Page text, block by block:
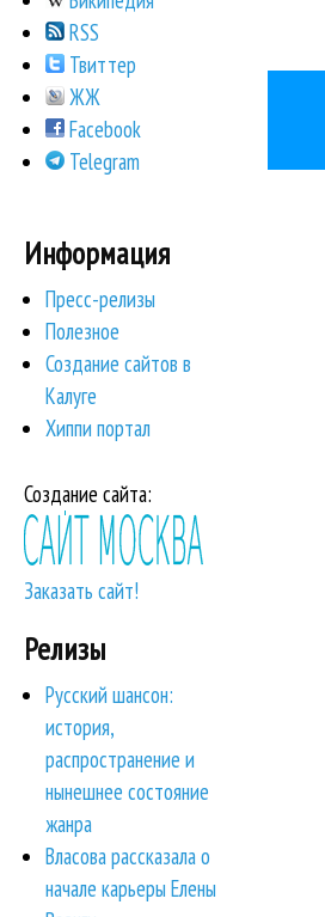
RSS
Твиттер
ЖЖ
Facebook
Telegram
Информация
Пресс-релизы
Полезное
Создание сайтов в
Калуге
Хиппи портал
Создание сайта:
Заказать сайт!
Релизы
Русский шансон:
история,
распространение и
нынешнее состояние
жанра
Власова рассказала о
начале карьеры Елены